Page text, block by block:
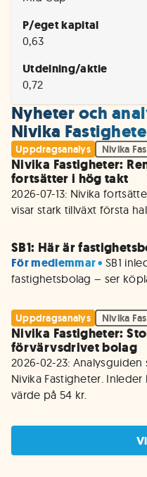
P/eget kapital
0,63
Utdelning/aktie
0,72
Nyheter och
Nivika
Uppdragsanalys Nivika
Nivika Fastigheter:
fortsätter i hög takt
2026-07-13: Nivika
SB1: Här är
För medlemmar • SB1
fastighetsbolag – ser
Uppdragsanalys Nivika
Nivika Fastigheter:
förvärvsdrivet bolag
2026-02-23:
Nivika Fastigheter.
värde på 54 kr.